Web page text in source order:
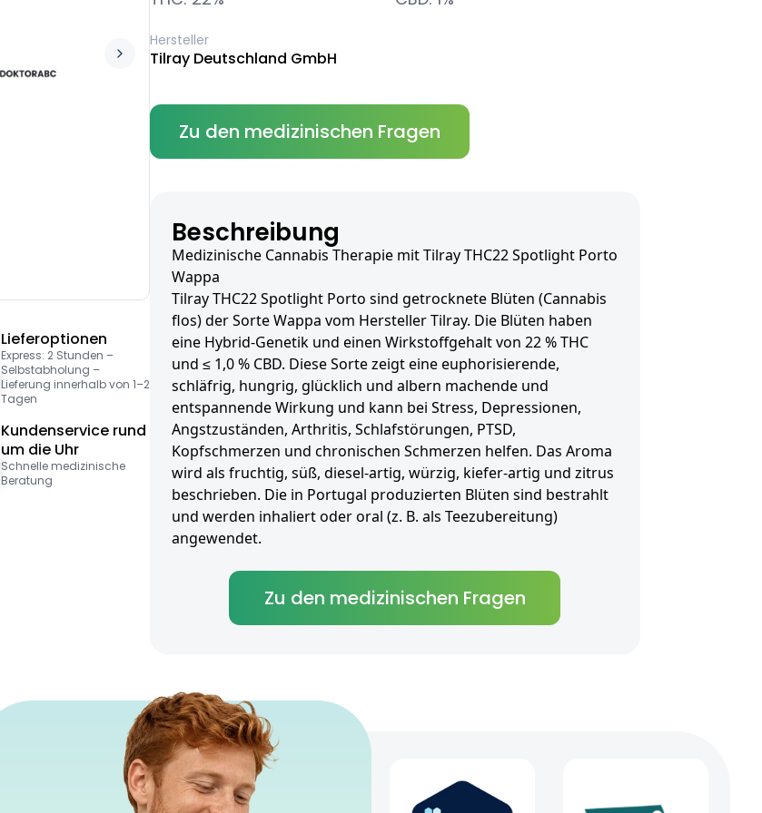
Lieferoptionen
Express: 2 Stunden –
Selbstabholung –
Lieferung innerhalb von 1–2
Tagen
Kundenservice rund
um die Uhr
Schnelle medizinische
Beratung
Hersteller
Tilray Deutschland GmbH
Zu den medizinischen Fragen
Beschreibung
Medizinische Cannabis Therapie mit Tilray THC22 Spotlight Porto
Wappa
Tilray THC22 Spotlight Porto sind getrocknete Blüten (Cannabis
flos) der Sorte Wappa vom Hersteller Tilray. Die Blüten haben
eine Hybrid-Genetik und einen Wirkstoffgehalt von 22 % THC
und ≤ 1,0 % CBD. Diese Sorte zeigt eine euphorisierende,
schläfrig, hungrig, glücklich und albern machende und
entspannende Wirkung und kann bei Stress, Depressionen,
Angstzuständen, Arthritis, Schlafstörungen, PTSD,
Kopfschmerzen und chronischen Schmerzen helfen. Das Aroma
wird als fruchtig, süß, diesel-artig, würzig, kiefer-artig und zitrus
beschrieben. Die in Portugal produzierten Blüten sind bestrahlt
und werden inhaliert oder oral (z. B. als Teezubereitung)
angewendet.
Zu den medizinischen Fragen